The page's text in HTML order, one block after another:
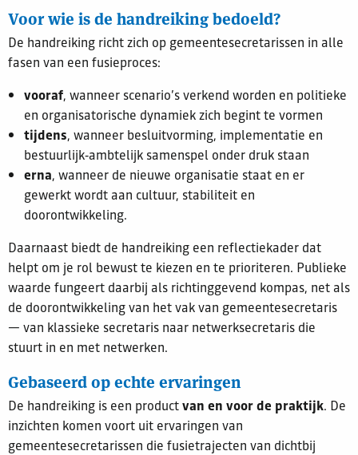
Voor wie is de handreiking bedoeld?
De handreiking richt zich op gemeentesecretarissen in alle
fasen van een fusieproces:
vooraf, wanneer scenario’s verkend worden en politieke
en organisatorische dynamiek zich begint te vormen
tijdens, wanneer besluitvorming, implementatie en
bestuurlijk‑ambtelijk samenspel onder druk staan
erna, wanneer de nieuwe organisatie staat en er
gewerkt wordt aan cultuur, stabiliteit en
doorontwikkeling.
Daarnaast biedt de handreiking een reflectiekader dat
helpt om je rol bewust te kiezen en te prioriteren. Publieke
waarde fungeert daarbij als richtinggevend kompas, net als
de doorontwikkeling van het vak van gemeentesecretaris
— van klassieke secretaris naar netwerksecretaris die
stuurt in en met netwerken.
Gebaseerd op echte ervaringen
De handreiking is een productvan en voor de praktijk. De
inzichten komen voort uit ervaringen van
gemeentesecretarissen die fusietrajecten van dichtbij